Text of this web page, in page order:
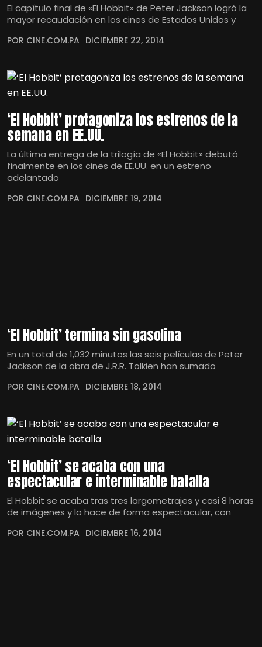
El capítulo final de «El Hobbit» de Peter Jackson logró la
mayor recaudación en los cines de Estados Unidos y
POR CINE.COM.PA DICIEMBRE 22, 2014
‘El Hobbit’ protagoniza los estrenos de la
semana en EE.UU.
La última entrega de la trilogía de «El Hobbit» debutó
finalmente en los cines de EE.UU. en un estreno
adelantado
POR CINE.COM.PA DICIEMBRE 19, 2014
‘El Hobbit’ termina sin gasolina
En un total de 1,032 minutos las seis películas de Peter
Jackson de la obra de J.R.R. Tolkien han sumado
POR CINE.COM.PA DICIEMBRE 18, 2014
‘El Hobbit’ se acaba con una
espectacular e interminable batalla
El Hobbit se acaba tras tres largometrajes y casi 8 horas
de imágenes y lo hace de forma espectacular, con
POR CINE.COM.PA DICIEMBRE 16, 2014